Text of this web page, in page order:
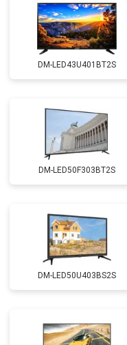
DM-LED43U401BT2S
DM-LED50F303BT2S
DM-LED50U403BS2S